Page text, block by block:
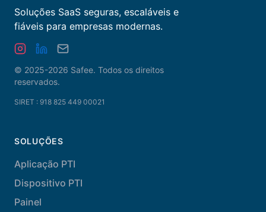
Soluções SaaS seguras, escaláveis e
fiáveis para empresas modernas.
© 2025-2026 Safee. Todos os direitos
reservados.
SIRET : 918 825 449 00021
SOLUÇÕES
Aplicação PTI
Dispositivo PTI
Painel